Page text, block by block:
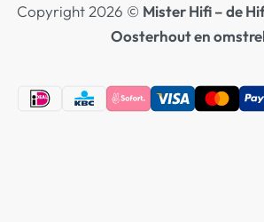
Copyright 2026 © Mister Hifi – de
Oosterhout en